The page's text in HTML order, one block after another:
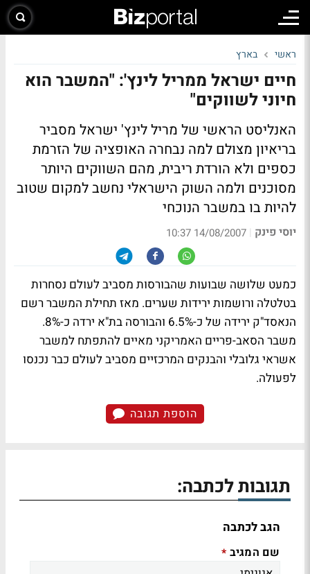
ראשי בארץ
חיים ישראל ממריל לינץ': "המשבר הוא
חיוני לשווקים"
האנליסט הראשי של מריל לינץ' ישראל מסביר
בריאיון מצולם למה נבחרה האופציה של הזרמת
כספים ולא הורדת ריבית, מהם השווקים היותר
מסוכנים ולמה השוק הישראלי נחשב למקום שטוב
להיות בו במשבר הנוכחי
יוסי פינק |
14/08/2007 10:37
כמעט שלושה שבועות שהבורסות מסביב לעולם נסחרות
בטלטלה ורושמות ירידות שערים. מאז תחילת המשבר רשם
הנאסד"ק ירידה של כ-6.5% והבורסה בת"א ירדה כ-8%.
משבר הסאב-פריים האמריקני מאיים להתפתח למשבר
אשראי גלובלי והבנקים המרכזיים מסביב לעולם כבר נכנסו
לפעולה.
הוספת תגובה
תגובות לכתבה:
הגב לכתבה
שם המגיב *